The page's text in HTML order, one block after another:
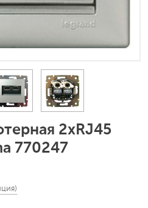
2xRJ45
770247